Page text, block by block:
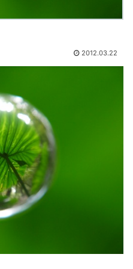
2012.03.22